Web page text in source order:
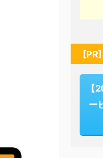
[PR]
【
ー